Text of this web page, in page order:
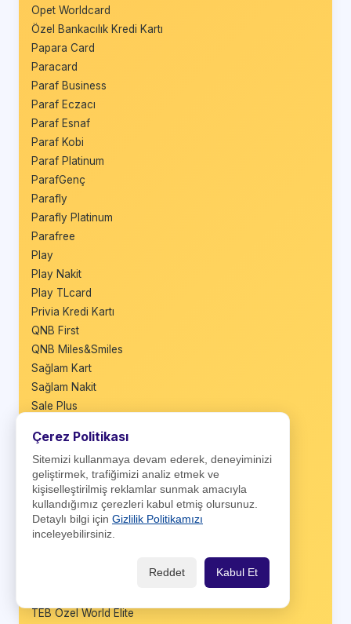
Opet Worldcard
Özel Bankacılık Kredi Kartı
Papara Card
Paracard
Paraf Business
Paraf Eczacı
Paraf Esnaf
Paraf Kobi
Paraf Platinum
ParafGenç
Parafly
Parafly Platinum
Parafree
Play
Play Nakit
Play TLcard
Privia Kredi Kartı
QNB First
QNB Miles&Smiles
Sağlam Kart
Sağlam Nakit
Sale Plus
Shop&Fly
Shop&Fly Business
Şeker Bonus
Şeker Bonus Business
Taraftar Bonus
TEB Banka Kartı
TEB Özel World Elite
Çerez Politikası
Sitemizi kullanmaya devam ederek, deneyiminizi
geliştirmek, trafiğimizi analiz etmek ve
kişiselleştirilmiş reklamlar sunmak amacıyla
kullandığımız çerezleri kabul etmiş olursunuz.
Detaylı bilgi için Gizlilik Politikamızı
inceleyebilirsiniz.
Reddet Kabul Et